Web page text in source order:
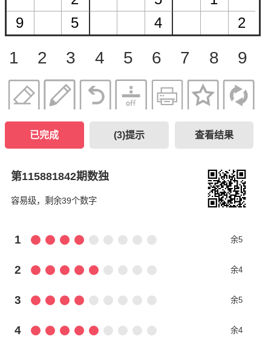
1 2 3 4 5 6 7 8 9
已完成 (3)提示 查看结果
第115881842期数独
容易级，剩余39个数字
1 余5
2 余4
3 余5
4 余4